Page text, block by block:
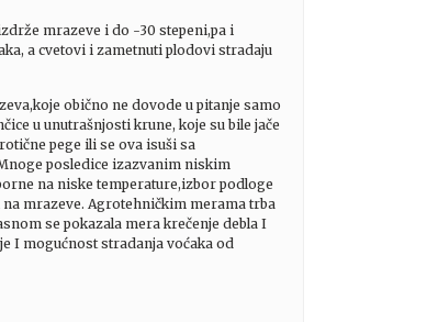
mrazeve i do -30 stepeni,pa i
a cvetovi i zametnuti plodovi stradaju
obično ne dovode u pitanje samo
u unutrašnjosti krune, koje su bile jače
pege ili se ova isuši sa
posledice izazvanim niskim
na niske temperature,izbor podloge
mrazeve. Agrotehničkim merama trba
se pokazala mera krečenje debla I
I mogućnost stradanja voćaka od